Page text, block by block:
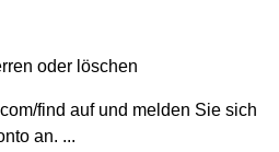
oder löschen
find auf und melden Sie sich
an. ...